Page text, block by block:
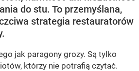
do stu. To przemyślana,
strategia restauratorów
jak paragony grozy. Są tylko
którzy nie potrafią czytać.